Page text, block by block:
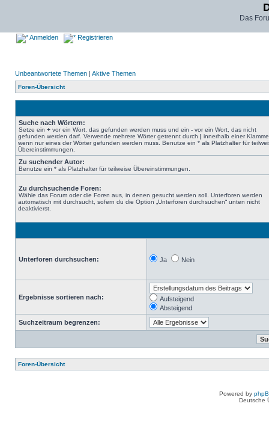
Das
Anmelden Registrieren
Unbeantwortete Themen | Aktive Themen
Foren-Übersicht
Suche nach Wörtern:
Setze ein + vor ein Wort, das gefunden werden muss und ein - vor ein Wort, das nicht
gefunden werden darf. Verwende mehrere Wörter getrennt durch | innerhalb einer
wenn nur eines der Wörter gefunden werden muss. Benutze ein * als Platzhalter für
Übereinstimmungen.
Zu suchender Autor:
Benutze ein * als Platzhalter für teilweise Übereinstimmungen.
Zu durchsuchende Foren:
Wähle das Forum oder die Foren aus, in denen gesucht werden soll. Unterforen werden
automatisch mit durchsucht, sofern du die Option „Unterforen durchsuchen“ unten nicht
deaktivierst.
Unterforen durchsuchen: Ja Nein
Ergebnisse sortieren nach:
Aufsteigend
Absteigend
Suchzeitraum begrenzen:
Foren-Übersicht
Powered by
Deutsche